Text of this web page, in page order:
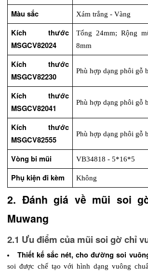
Màu sắc Xám trắng - Vàng
Kích thước
MSGCV82024
Tổng 24mm; Rộng
8mm
Kích thước
MSGCV82230
Phù hợp dạng phôi gỗ
Kích thước
MSGCV82041
Phù hợp dạng phôi gỗ
Kích thước
MSGCV82555
Phù hợp dạng phôi gỗ
Vòng bi mũi VB34818 - 5*16*5
Phụ kiện đi kèm Không
2. Đánh giá về mũi soi
Muwang
2.1 Ưu điểm của mũi soi gờ chỉ
Thiết kế sắc nét, cho đường soi
soi được chế tạo với hình dạng vuông